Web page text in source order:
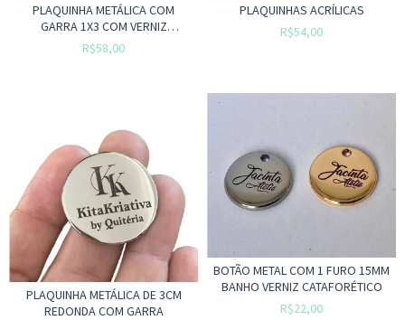
PLAQUINHA METÁLICA COM
GARRA 1X3 COM VERNIZ
CATAFORÉTICO ( 10 UNIDADES)
R$58,00
PLAQUINHAS ACRÍLICAS
R$54,00
PLAQUINHA METÁLICA DE 3CM
REDONDA COM GARRA
BOTÃO METAL COM 1 FURO 15MM
BANHO VERNIZ CATAFORÉTICO
R$22,00